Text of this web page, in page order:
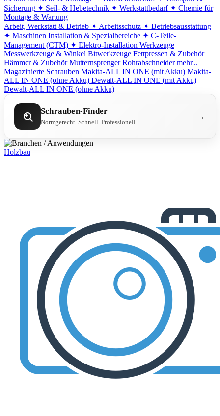
Sicherung ✦ Seil- & Hebetechnik ✦ Werkstattbedarf ✦ Chemie für
Montage & Wartung
Arbeit, Werkstatt & Betrieb ✦ Arbeitsschutz ✦ Betriebsausstattung
✦ Maschinen Installation & Spezialbereiche ✦ C-Teile-
Management (CTM) ✦ Elektro-Installation Werkzeuge
Messwerkzeuge & Winkel Bitwerkzeuge Fettpressen & Zubehör
Hämmer & Zubehör Mutternsprenger Rohrabschneider mehr...
Magazinierte Schrauben Makita-ALL IN ONE (mit Akku) Makita-
ALL IN ONE (ohne Akku) Dewalt-ALL IN ONE (mit Akku)
Dewalt-ALL IN ONE (ohne Akku)
Schrauben-Finder
Normgerecht. Schnell. Professionell. →
Holzbau